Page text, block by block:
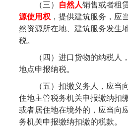
（三）
自然人销售或者租
源使用权 ，提供建筑服务，应
然资源所在地、建筑服务发生
税。
（四）进口货物的纳税人
地点申报纳税。
（五）扣缴义务人，应当
住地主管税务机关申报缴纳扣
或者居住地在境外的，应当向
务机关申报缴纳扣缴的税款。